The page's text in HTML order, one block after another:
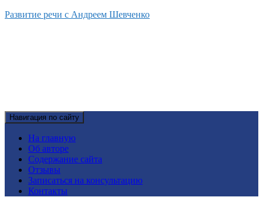
Развитие речи с Андреем Шевченко
Навигация по сайту
На главную
Об авторе
Содержание сайта
Отзывы
Записаться на консультацию
Контакты